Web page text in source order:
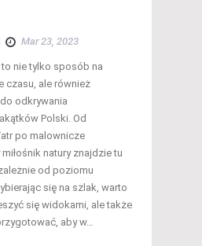
Mar 23, 2023
nie tylko sposób na
czasu, ale również
odkrywania
Polski. Od
po malownicze
natury znajdzie tu
od poziomu
się na szlak, warto
się widokami, ale także
aby w…